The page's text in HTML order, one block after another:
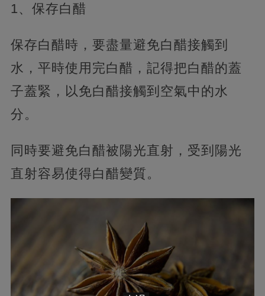
1、保存白醋
保存白醋時，要盡量避免白醋接觸到
水，平時使用完白醋，記得把白醋的蓋
子蓋緊，以免白醋接觸到空氣中的水
分。
同時要避免白醋被陽光直射，受到陽光
直射容易使得白醋變質。